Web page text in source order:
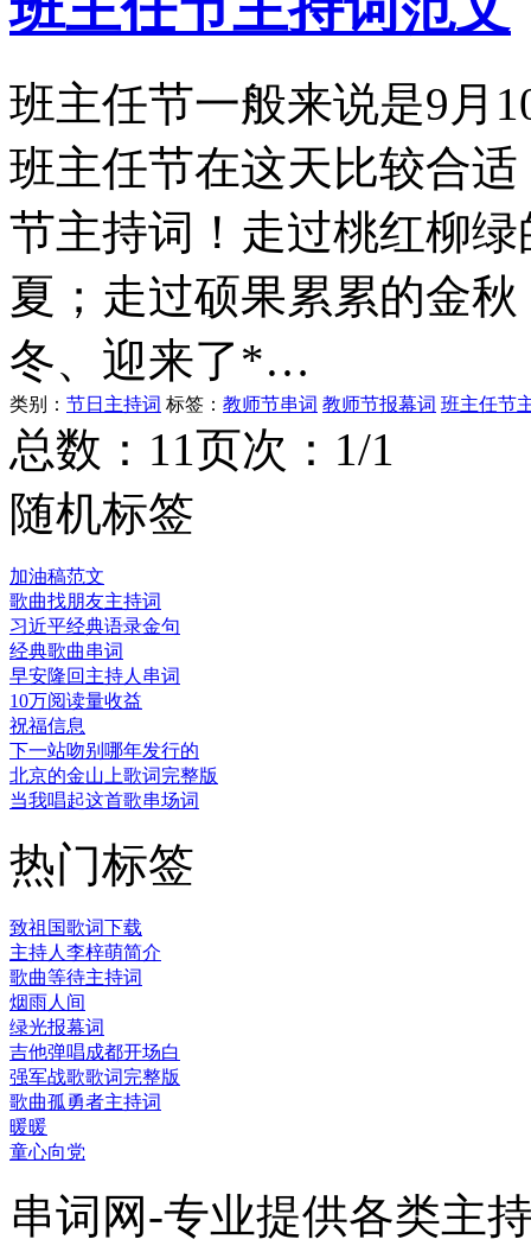
班主任节一般来说是9月
班主任节在这天比较合
节主持词！走过桃红柳
夏；走过硕果累累的金
冬、迎来了*…
类别： 节日主持词 标签： 教师节串词 教师节报幕词 班主任节
总数：11页次：1/1
随机标签
加油稿范文
歌曲找朋友主持词
习近平经典语录金句
经典歌曲串词
早安隆回主持人串词
10万阅读量收益
祝福信息
下一站吻别哪年发行的
北京的金山上歌词完整版
当我唱起这首歌串场词
热门标签
致祖国歌词下载
主持人李梓萌简介
歌曲等待主持词
烟雨人间
绿光报幕词
吉他弹唱成都开场白
强军战歌歌词完整版
歌曲孤勇者主持词
暖暖
童心向党
串词网-专业提供各类主